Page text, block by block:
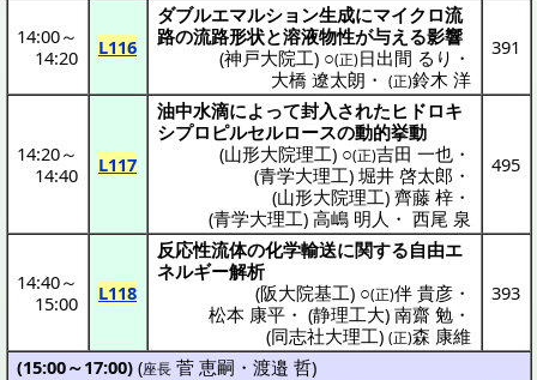
14:00～
14:20
L116
ダブルエマルション生成にマイクロ流
路の流路形状と溶液物性が与える影響
(神戸大院工) ○(正)日出間 るり ・
大橋 遼太朗 ・(正)鈴木 洋
391
14:20～
14:40
L117
油中水滴によって封入 された ヒドロキ
シプロピルセルロースの動的挙動
(山形大院理工) ○(正)吉田 一也 ・
(青学大理工)堀井 啓太郎 ・
(山形大院理工)齊藤 梓 ・
(青学大理工)高嶋 明人 ・西尾 泉
495
14:40～
15:00
L118
反応性流体の化学輸送に関する自由エ
ネルギー解析
(阪大院基工) ○(正)伴 貴彦 ・
松本 康平 ・(静理工大)南齋 勉 ・
(同志社大理工)(正)森 康維
393
(15:00～17:00)(座長 菅 恵嗣 ・ 渡邉 哲)